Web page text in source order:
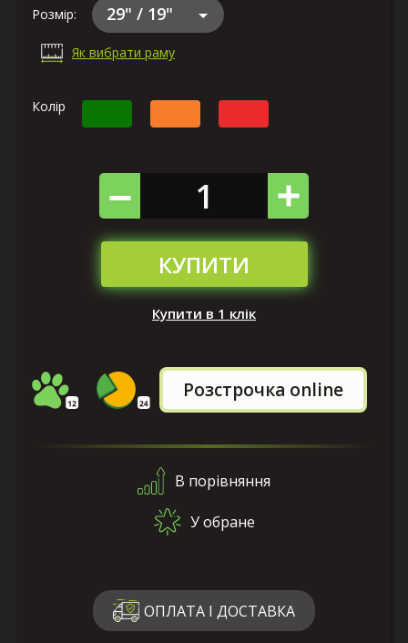
Розмір: 29" / 19"
Як вибрати раму
Колір
КУПИТИ
Купити в 1 клік
Розстрочка online
В порівняння
У обране
ОПЛАТА І ДОСТАВКА